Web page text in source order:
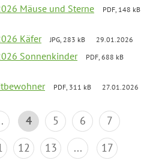
Mäuse und Sterne
PDF, 148 kB
Käfer JPG, 283 kB 29.01.2026
Sonnenkinder
PDF, 688 kB
PDF, 311 kB 27.01.2026
4 5 6
7
12 13 ... 17